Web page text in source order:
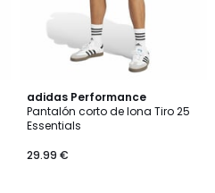
adidas Performance
Pantalón corto de lona Tiro 25
Essentials
29.99 €
4,7
/ 5
2
Colores